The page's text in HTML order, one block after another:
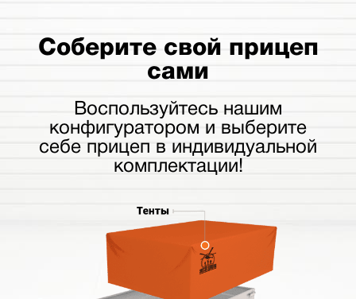
Соберите свой прицеп
сами
Воспользуйтесь нашим
конфигуратором и выберите
себе прицеп в индивидуальной
комплектации!